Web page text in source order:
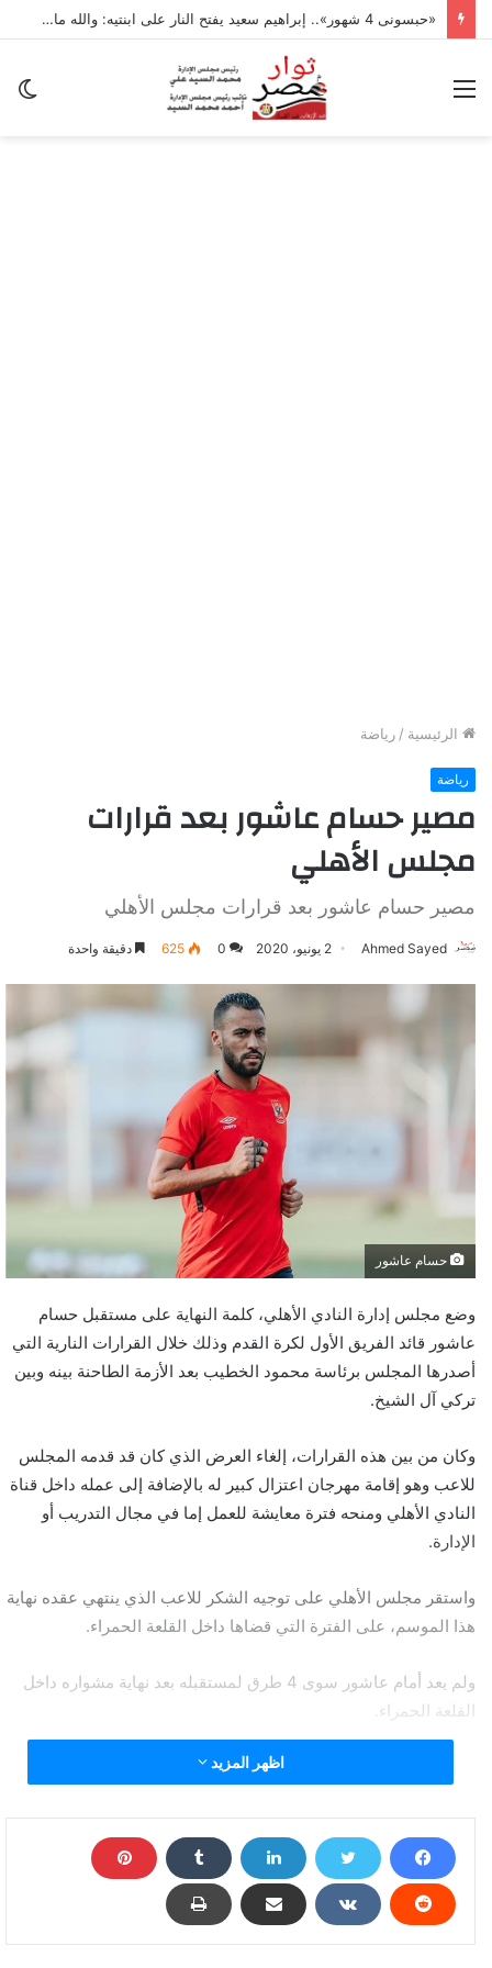
«حبسونى 4 شهور».. إبراهيم سعيد يفتح النار على ابنتيه: والله ما مسامحكم
القائمة
الرئيسية / رياضة
رياضة
مصير حسام عاشور بعد قرارات
مجلس الأهلي
مصير حسام عاشور بعد قرارات مجلس الأهلي
Ahmed Sayed 2 يونيو، 2020 0
625 دقيقة واحدة
حسام عاشور
وضع مجلس إدارة النادي الأهلي، كلمة النهاية على مستقبل حسام
عاشور قائد الفريق الأول لكرة القدم وذلك خلال القرارات النارية التي
أصدرها المجلس برئاسة محمود الخطيب بعد الأزمة الطاحنة بينه وبين
تركي آل الشيخ.
وكان من بين هذه القرارات، إلغاء العرض الذي كان قد قدمه المجلس
للاعب وهو إقامة مهرجان اعتزال كبير له بالإضافة إلى عمله داخل قناة
النادي الأهلي ومنحه فترة معايشة للعمل إما في مجال التدريب أو
الإدارة.
واستقر مجلس الأهلي على توجيه الشكر للاعب الذي ينتهي عقده نهاية
هذا الموسم، على الفترة التي قضاها داخل القلعة الحمراء.
ولم يعد أمام عاشور سوى 4 طرق لمستقبله بعد نهاية مشواره داخل
القلعة الحمراء.
بإقامة مهرجان اعتزال له، لكن من المتوقع عدم اتخاذ عاشور قرار
الاعتزال خاصةً بعد قرار مجلس الأهلي بإلغاء العرض المقدم له.
وفي الوقت نفسه يرى عاشور أنه قادر على الاستمرار في الملاعب
اظهر المزيد